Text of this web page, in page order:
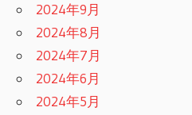
2024年9月
2024年8月
2024年7月
2024年6月
2024年5月